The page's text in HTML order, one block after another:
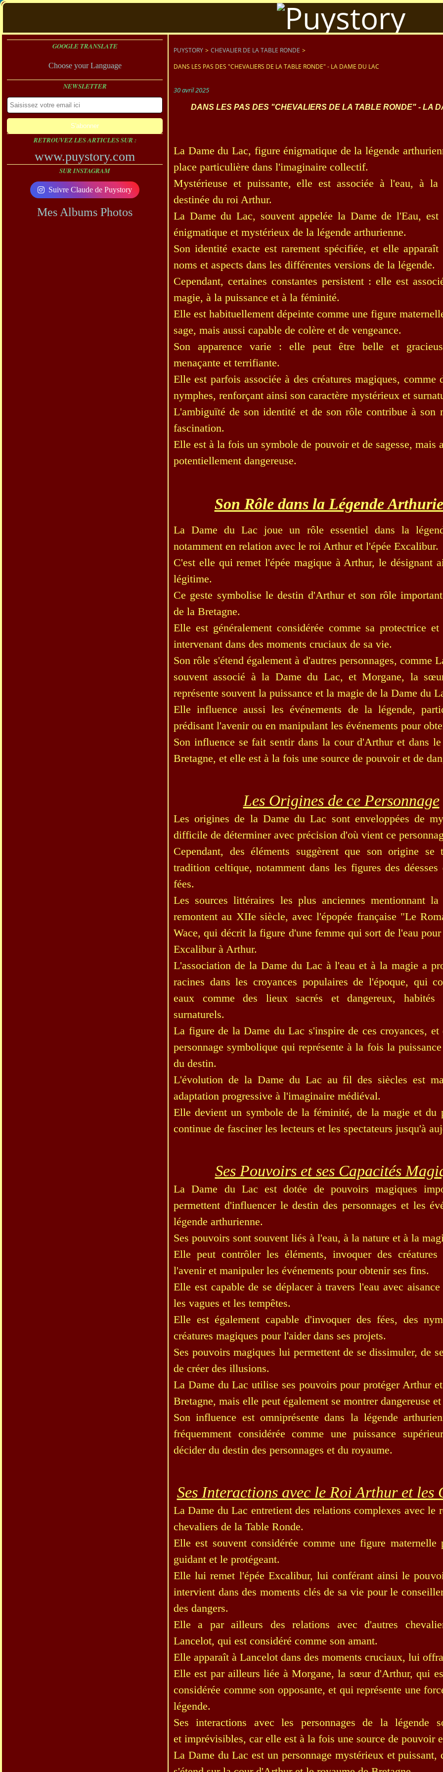
GOOGLE TRANSLATE
Choose your Language
NEWSLETTER
RETROUVEZ LES ARTICLES SUR :
www.puystory.com
SUR INSTAGRAM
Suivre Claude de Puystory
Mes Albums Photos
PUYSTORY > CHEVALIER DE LA TABLE RONDE >
DANS LES PAS DES "CHEVALIERS DE LA TABLE RONDE" - LA DAME DU LAC
30 avril 2025
DANS LES PAS DES "CHEVALIERS DE LA TABLE RONDE" - LA
La Dame du Lac, figure énigmatique de la légende
place particulière dans l'imaginaire collectif.
Mystérieuse et puissante, elle est associée à l'eau, à
destinée du roi Arthur.
La Dame du Lac, souvent appelée la Dame de l'Eau, est
énigmatique et mystérieux de la légende arthurienne.
Son identité exacte est rarement spécifiée, et elle apparaît
noms et aspects dans les différentes versions de la légende.
Cependant, certaines constantes persistent : elle est
magie, à la puissance et à la féminité.
Elle est habituellement dépeinte comme une figure
sage, mais aussi capable de colère et de vengeance.
Son apparence varie : elle peut être belle et
menaçante et terrifiante.
Elle est parfois associée à des créatures magiques, comme
nymphes, renforçant ainsi son caractère mystérieux et
L'ambiguïté de son identité et de son rôle contribue à son
fascination.
Elle est à la fois un symbole de pouvoir et de sagesse, mais
potentiellement dangereuse.
Son Rôle dans la Légende
La Dame du Lac joue un rôle essentiel dans la
notamment en relation avec le roi Arthur et l'épée Excalibur.
C'est elle qui remet l'épée magique à Arthur, le désignant
légitime.
Ce geste symbolise le destin d'Arthur et son rôle
de la Bretagne.
Elle est généralement considérée comme sa protectrice et
intervenant dans des moments cruciaux de sa vie.
Son rôle s'étend également à d'autres personnages, comme
souvent associé à la Dame du Lac, et Morgane, la
représente souvent la puissance et la magie de la Dame du
Elle influence aussi les événements de la légende,
prédisant l'avenir ou en manipulant les événements pour
Son influence se fait sentir dans la cour d'Arthur et dans
Bretagne, et elle est à la fois une source de pouvoir et de
Les Origines de ce Personnage
Les origines de la Dame du Lac sont enveloppées de
difficile de déterminer avec précision d'où vient ce
Cependant, des éléments suggèrent que son origine se
tradition celtique, notamment dans les figures des déesses
fées.
Les sources littéraires les plus anciennes mentionnant
remontent au XIIe siècle, avec l'épopée française "Le
Wace, qui décrit la figure d'une femme qui sort de l'eau pour
Excalibur à Arthur.
L'association de la Dame du Lac à l'eau et à la magie a
racines dans les croyances populaires de l'époque, qui
eaux comme des lieux sacrés et dangereux, habités
surnaturels.
La figure de la Dame du Lac s'inspire de ces croyances,
personnage symbolique qui représente à la fois la
du destin.
L'évolution de la Dame du Lac au fil des siècles est
adaptation progressive à l'imaginaire médiéval.
Elle devient un symbole de la féminité, de la magie et du
continue de fasciner les lecteurs et les spectateurs jusqu'à
Ses Pouvoirs et ses Capacités
La Dame du Lac est dotée de pouvoirs magiques
permettent d'influencer le destin des personnages et les
légende arthurienne.
Ses pouvoirs sont souvent liés à l'eau, à la nature et à la
Elle peut contrôler les éléments, invoquer des créatures
l'avenir et manipuler les événements pour obtenir ses fins.
Elle est capable de se déplacer à travers l'eau avec
les vagues et les tempêtes.
Elle est également capable d'invoquer des fées, des
créatures magiques pour l'aider dans ses projets.
Ses pouvoirs magiques lui permettent de se dissimuler, de
de créer des illusions.
La Dame du Lac utilise ses pouvoirs pour protéger Arthur
Bretagne, mais elle peut également se montrer dangereuse
Son influence est omniprésente dans la légende
fréquemment considérée comme une puissance
décider du destin des personnages et du royaume.
Ses Interactions avec le Roi Arthur et les
La Dame du Lac entretient des relations complexes avec le
chevaliers de la Table Ronde.
Elle est souvent considérée comme une figure maternelle
guidant et le protégeant.
Elle lui remet l'épée Excalibur, lui conférant ainsi le
intervient dans des moments clés de sa vie pour le
des dangers.
Elle a par ailleurs des relations avec d'autres
Lancelot, qui est considéré comme son amant.
Elle apparaît à Lancelot dans des moments cruciaux, lui
Elle est par ailleurs liée à Morgane, la sœur d'Arthur, qui
considérée comme son opposante, et qui représente une
légende.
Ses interactions avec les personnages de la légende
et imprévisibles, car elle est à la fois une source de pouvoir
La Dame du Lac est un personnage mystérieux et puissant,